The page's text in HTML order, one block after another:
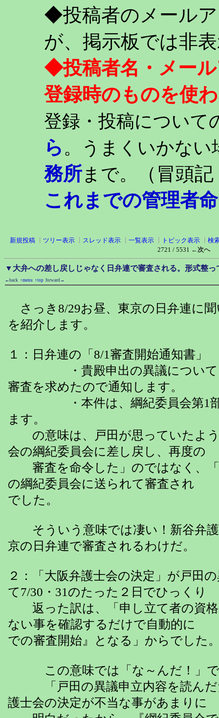
◆投稿者のメール
が、掲示板では非
◆投稿者名・メー
登録時のものを使
登録・投稿について
ら。うまくいかない
務所まで。 （冒
これまでの管理者
新規投稿 ツリー表示 スレッド表示 一覧表示 トピック表示
検
2721 / 5531 ←次へ
▼大弁への差し戻しじゃなく日弁連で審査される。形式整っ
←back ↑menu ↑top forward→
さっき8/29お昼、東京の日弁連に
を紹介します。
１：日弁連の「8/1審査開始通知書
・貴殿申出の異議について、
審査を求めたので通知します。
・本件は、綱紀委員会第1部
ます。
の意味は、戸田が思っていたよう
会の綱紀委員会に差し戻し、再度の
審査を命令した」のではなく、「
の綱紀委員会に送られて審査さ
でした。
そういう意味では凄い！新谷弁護
京の日弁連で審査されるわけだ。
２：「大阪弁護士会の決定」が戸田
て7/30・31のたった２日でひっくり
返った訳は、「申し立て者の資格
ない事を確認するだけで自動的
での審査開始』となる」からでした
この意味では「な～んだ！」で
「戸田の異議申立内容を読んだ
護士会の決定が不当な事があまりに